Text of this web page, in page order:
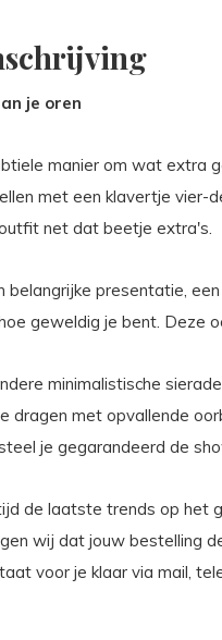
je oren
manier om wat extra
met een klavertje vier-
net dat beetje extra's.
belangrijke presentatie,
geweldig je bent. Deze
minimalistische
dragen met opvallende
je gegarandeerd de
de laatste trends op het
wij dat jouw bestelling
voor je klaar via mail,